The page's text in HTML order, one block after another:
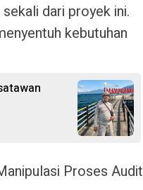
dari proyek ini.
kebutuhan
Proses Audit